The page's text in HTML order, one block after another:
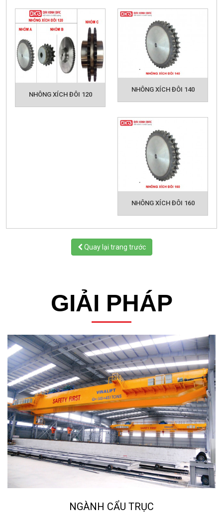
NHÔNG XÍCH ĐÔI 120
NHÔNG XÍCH ĐÔI 140
NHÔNG XÍCH ĐÔI 160
Quay lại trang trước
GIẢI PHÁP
NGÀNH CẨU TRỤC